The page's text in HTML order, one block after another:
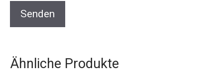
Ähnliche Produkte